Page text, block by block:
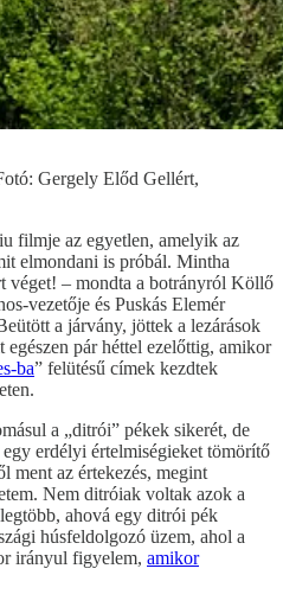
Gergely Előd Gellért,
filmje az egyetlen, amelyik az
elmondani is próbál. Mintha
véget! – mondta a botrányról Köllő
vezetője és Puskás Elemér
a járvány, jöttek a lezárások
egészen pár héttel ezelőttig, amikor
ba” felütésű címek kezdtek
a „ditrói” pékek sikerét, de
erdélyi értelmiségieket tömörítő
ment az értekezés, megint
Nem ditróiak voltak azok a
ahová egy ditrói pék
húsfeldolgozó üzem, ahol a
irányul figyelem, amikor